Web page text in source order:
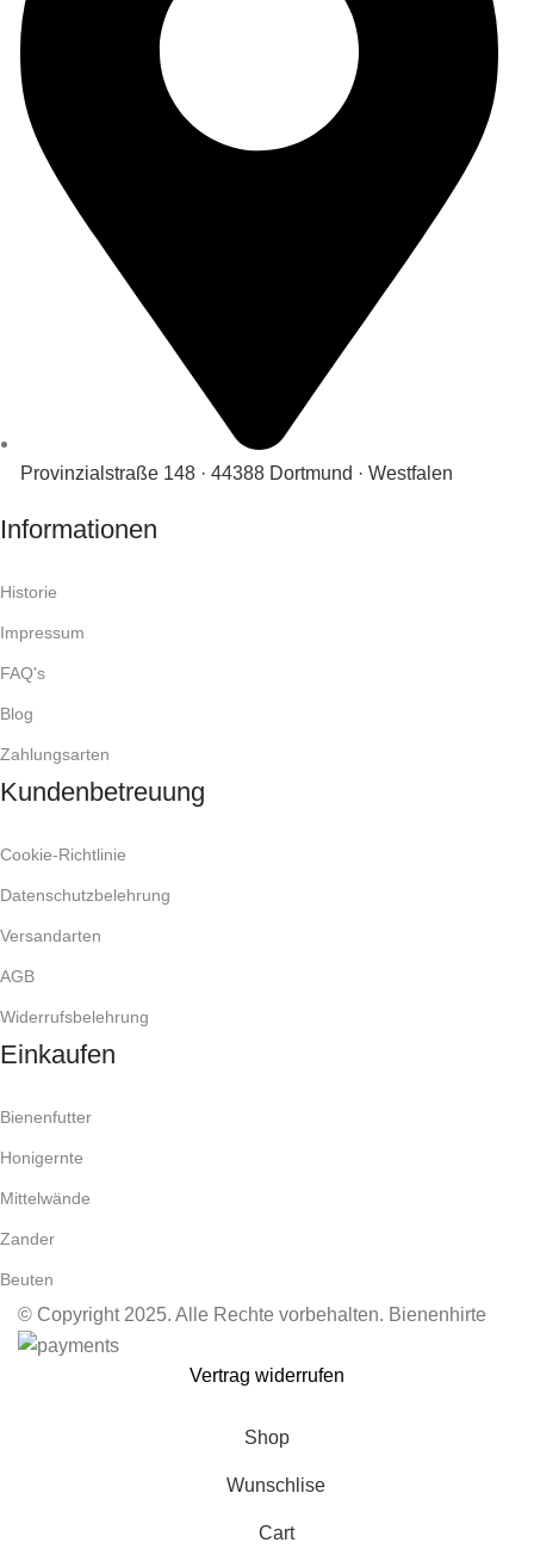
Provinzialstraße 148 · 44388 Dortmund · Westfalen
Informationen
Historie
Impressum
FAQ's
Blog
Zahlungsarten
Kundenbetreuung
Cookie-Richtlinie
Datenschutzbelehrung
Versandarten
AGB
Widerrufsbelehrung
Einkaufen
Bienenfutter
Honigernte
Mittelwände
Zander
Beuten
© Copyright 2025. Alle Rechte vorbehalten. Bienenhirte
Vertrag widerrufen
Shop
Wunschlise
Cart